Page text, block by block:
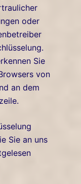
oder
Sie
von
an dem
Sie an uns